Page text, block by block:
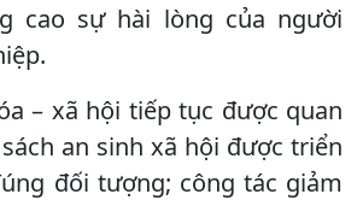
cao sự hài lòng của người
– xã hội tiếp tục được quan
an sinh xã hội được triển
đối tượng; công tác giảm